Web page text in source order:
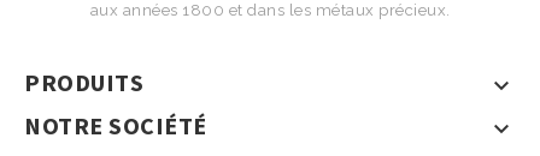
aux années 1800 et dans les métaux précieux.
PRODUITS 
NOTRE SOCIÉTÉ 